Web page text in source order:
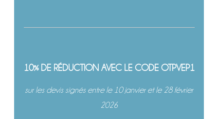
10% DE RÉDUCTION AVEC LE CODE OTPVEP1
sur les devis signés entre le 10 janvier et le 28 février
2026